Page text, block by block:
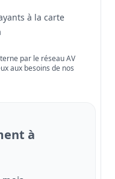
à la carte
par le réseau AV
aux besoins de nos
à